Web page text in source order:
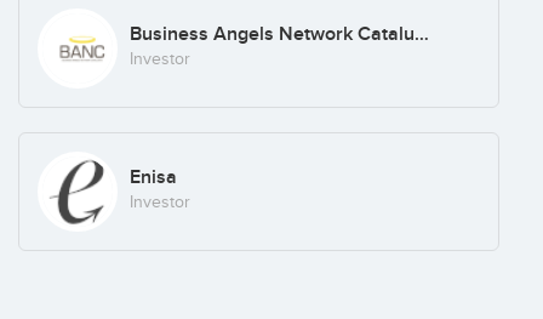
Business Angels Network Catalunya
Investor
Enisa
Investor